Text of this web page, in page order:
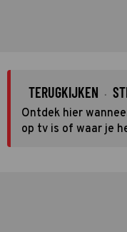
TERUGKIJKEN ·
Ontdek hier
op tv is of waar je